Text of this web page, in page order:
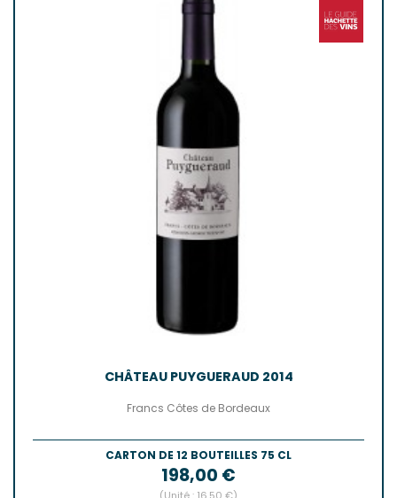
CHÂTEAU PUYGUERAUD 2014
Francs Côtes de Bordeaux
CARTON DE 12 BOUTEILLES 75 CL
Prix
198,00 €